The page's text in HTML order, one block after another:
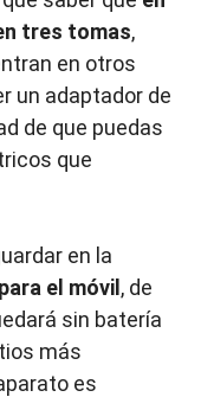
tres tomas,
en otros
un adaptador de
de que puedas
que
en la
el móvil, de
sin batería
más
es